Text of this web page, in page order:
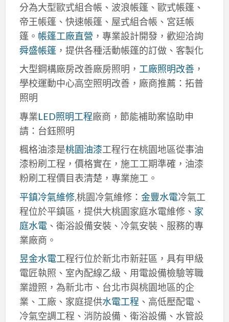
分為大型歐式組合帳、波浪帳篷、歐式帳篷、
帝王帳篷、快速帳篷、屋式組合帳、宮廷帳
篷。 帳篷工廠直營 ，專業設計開發，歡迎洽詢
舜盛帳篷，提供各種活動帳篷的訂做、客製化
大型鋼構廠房改善廠房照明， 工廠照明改善，
學校運動中心高空照明改善，廠商推薦：拓普
照明
專業LED照明工程廠商，節能補助案協助申
請：台鈺照明
楓格油漆是桃園油漆工程行在桃園地區從事油
漆粉刷工程，價格實在，施工工期準確，油漆
粉刷工程價目表清楚，專業施工。
平鎮冷氣維修,桃園冷氣維修： 金豐水電冷氣工
程位於平鎮區，提供大桃園家庭水電維修、 家
庭水電、衛浴設備安裝、冷氣安裝、服務的專
業廠商。
昱金水電工程行位於新北市新莊區，具有甲級
電匠執照、室內配線乙級、用電設備檢驗等職
業證照，為新北市、台北市與桃園地區的企
業、工廠、家庭提供水電工程 、高低壓配電、
冷氣空調工程、消防設備、衛浴設備、水管設